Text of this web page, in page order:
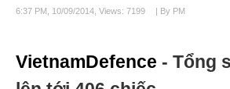
6:37 PM, 10/09/2014, Views: 7199 | By PM
VietnamDefence - Tổng